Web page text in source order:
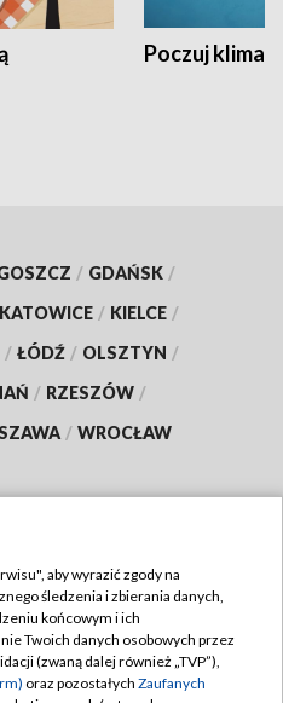
Poczuj klimat
/ GDAŃSK /
KATOWICE / KIELCE /
/ ŁÓDŹ / OLSZTYN /
/ RZESZÓW /
/ WROCŁAW
TVP
TVP
prywatności
aby wyrazić zgody na
śledzenia i zbierania danych,
końcowym i ich
Twoich danych osobowych przez
(zwaną dalej również „TVP”),
oraz pozostałych Zaufanych